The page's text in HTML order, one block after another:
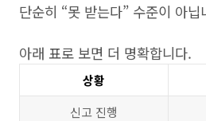
단순히 “못 받는다” 수준이 아닙
아래 표로 보면 더 명확합니다.
상황
신고 진행